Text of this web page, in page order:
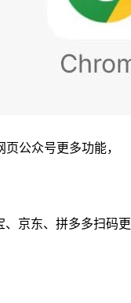
公众号更多功能，
、京东、拼多多扫码更